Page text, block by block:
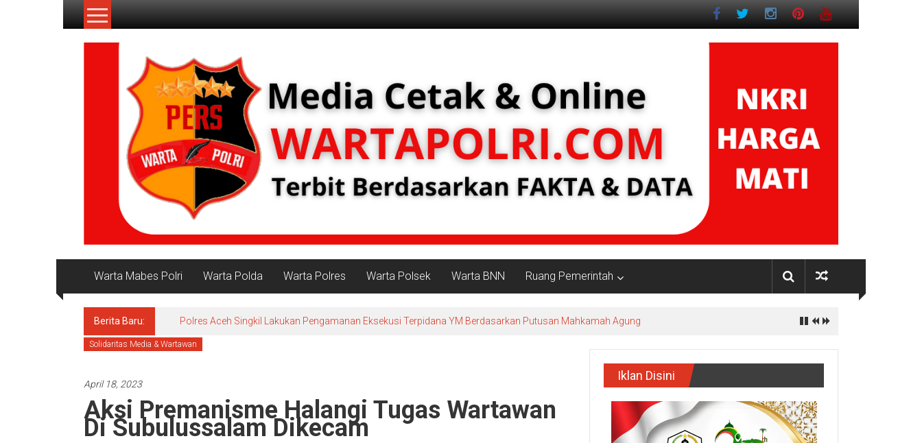
Lompat
Jurnalisme
Warta Mabes Polri Warta Polda Warta Polres Warta Polsek Warta BNN Ruang Pemerintah
Berita Baru: Polres Aceh Singkil Lakukan Pengamanan Eksekusi Terpidana YM Berdasarkan Putusan Mahkamah Agung
Solidaritas Media & Wartawan
April 18, 2023
Aksi Premanisme Halangi Tugas Wartawan
Di Subulussalam Dikecam
Iklan Disini